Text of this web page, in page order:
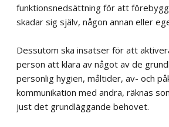
funktionsnedsättning för att
skadar sig själv, någon annan eller
Dessutom ska insatser för att
person att klara av något av de
personlig hygien, måltider, av- och
kommunikation med andra, räknas
just det grundläggande behovet.